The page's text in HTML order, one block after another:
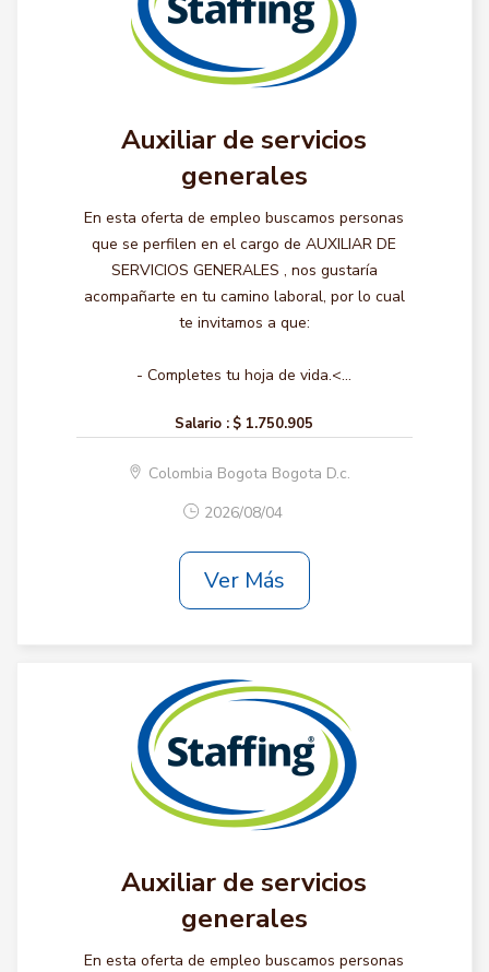
Auxiliar de servicios
generales
En esta oferta de empleo buscamos personas
que se perfilen en el cargo de AUXILIAR DE
SERVICIOS GENERALES , nos gustaría
acompañarte en tu camino laboral, por lo cual
te invitamos a que:
- Completes tu hoja de vida.<...
Salario : $ 1.750.905
Colombia Bogota Bogota D.c.
2026/08/04
Ver Más
Auxiliar de servicios
generales
En esta oferta de empleo buscamos personas